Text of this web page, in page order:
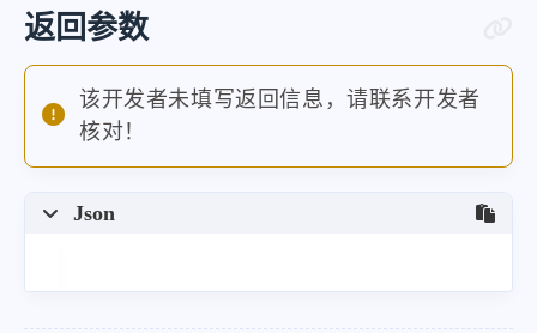
返回参数
该开发者未填写返回信息，请联系开发者
核对！
Json